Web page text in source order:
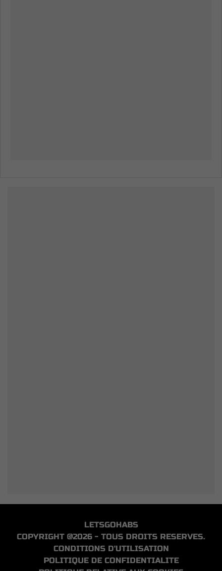
LETSGOHABS
COPYRIGHT @2026 - TOUS DROITS RESERVES.
CONDITIONS D'UTILISATION
POLITIQUE DE CONFIDENTIALITE